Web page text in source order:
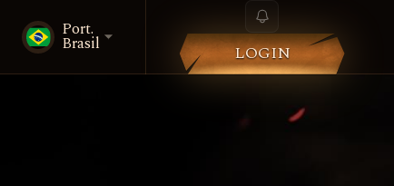
Port.
Brasil LOGIN